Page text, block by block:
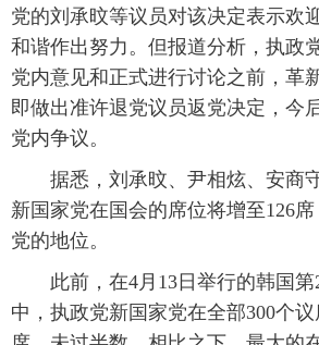
党的刘承旼等议员对该决定表示欢
和谐作出努力。但报道分析，执政
党内意见和正式进行讨论之前，革
即做出准许退党议员返党决定，今
党内争议。
据悉，刘承旼、尹相炫、安商守
新国家党在国会的席位将增至126
党的地位。
此前，在4月13日举行的韩国第
中，执政党新国家党在全部300个